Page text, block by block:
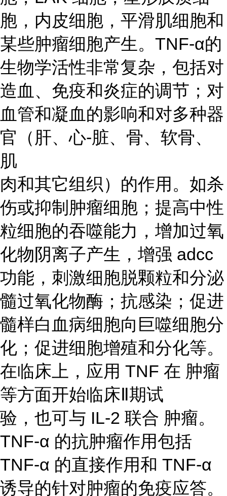
胞，内皮细胞，平滑肌细胞和
某些肿瘤细胞产生。TNF-α的
生物学活性非常复杂，包括对
造血、免疫和炎症的调节；对
血管和凝血的影响和对多种器
官（肝、心-脏、骨、软骨、
肌
肉和其它组织）的作用。如杀
伤或抑制肿瘤细胞；提高中性
粒细胞的吞噬能力，增加过氧
化物阴离子产生，增强 adcc
功能，刺激细胞脱颗粒和分泌
髓过氧化物酶；抗感染；促进
髓样白血病细胞向巨噬细胞分
化；促进细胞增殖和分化等。
在临床上，应用 TNF 在 肿瘤
等方面开始临床Ⅱ期试
验，也可与 IL-2 联合 肿瘤。
TNF-α 的抗肿瘤作用包括
TNF-α 的直接作用和 TNF-α
诱导的针对肿瘤的免疫应答。